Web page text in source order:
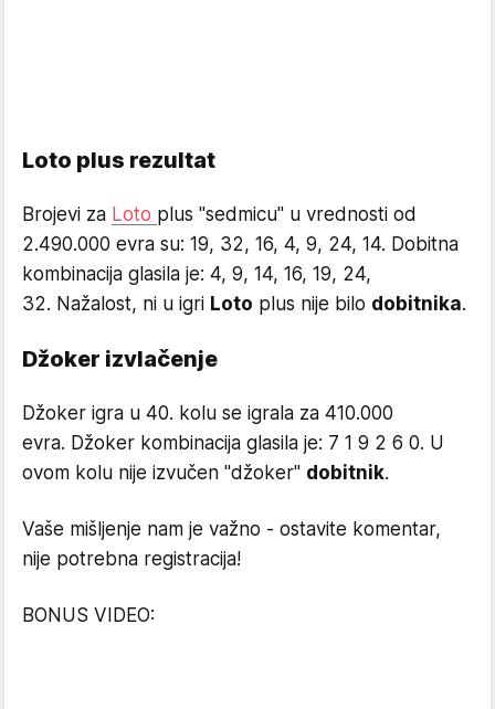
Loto plus rezultat
Brojevi za Loto plus "sedmicu" u vrednosti od
2.490.000 evra su: 19, 32, 16, 4, 9, 24, 14. Dobitna
kombinacija glasila je: 4, 9, 14, 16, 19, 24,
32. Nažalost, ni u igri Loto plus nije bilo dobitnika.
Džoker izvlačenje
Džoker igra u 40. kolu se igrala za 410.000
evra. Džoker kombinacija glasila je: 7 1 9 2 6 0. U
ovom kolu nije izvučen "džoker" dobitnik.
Vaše mišljenje nam je važno - ostavite komentar,
nije potrebna registracija!
BONUS VIDEO: